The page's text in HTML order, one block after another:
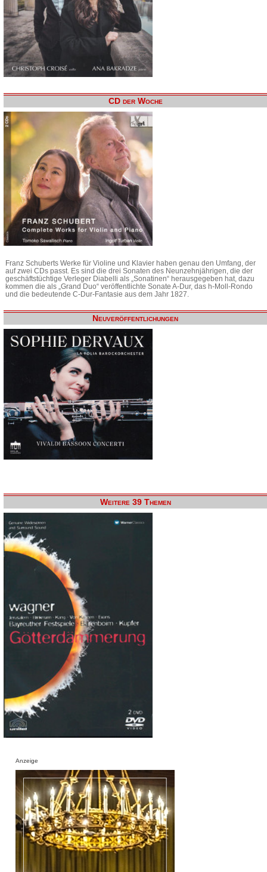
CD der Woche
Franz Schuberts Werke für Violine und Klavier haben genau den Umfang, der
auf zwei CDs passt. Es sind die drei Sonaten des Neunzehnjährigen, die der
geschäftstüchtige Verleger Diabelli als „Sonatinen“ herausgegeben hat, dazu
kommen die als „Grand Duo“ veröffentlichte Sonate A-Dur, das h-Moll-Rondo
und die bedeutende C-Dur-Fantasie aus dem Jahr 1827.
Neuveröffentlichungen
Weitere 39 Themen
Anzeige